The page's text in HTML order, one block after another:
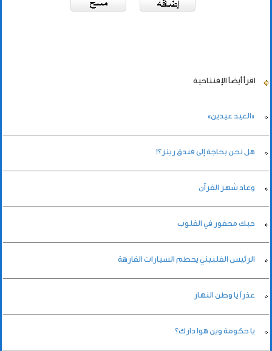
اقرأ أيضاً الإفتتاحية
«العيد عيدين»
هل نحن بحاجة إلى فندق ريتز؟!
وعاد شهر القرآن
حبك محفور في القلوب
الرئيس الفلبيني يحطم السيارات الفارهة
عذراً يا وطن النهار
يا حكومة وين هوا دارك؟